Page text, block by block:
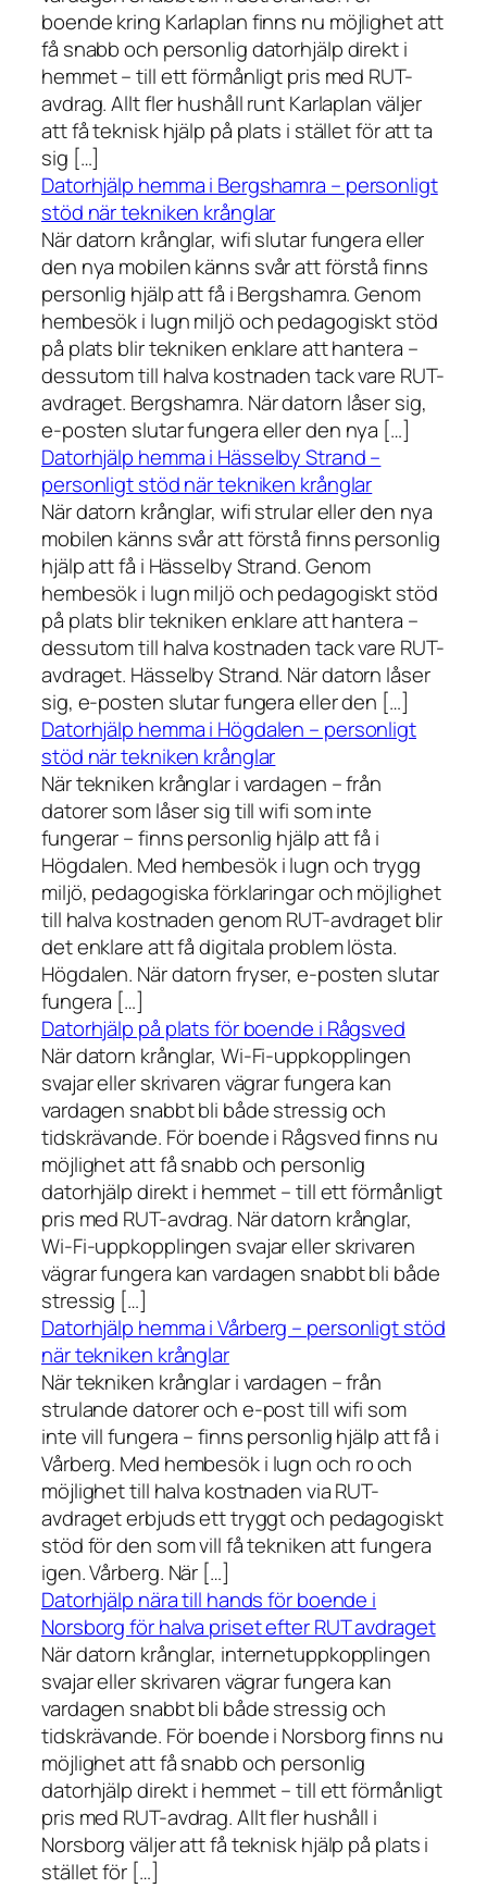
boende kring Karlaplan finns nu möjlighet att
få snabb och personlig datorhjälp direkt i
hemmet – till ett förmånligt pris med RUT-
avdrag. Allt fler hushåll runt Karlaplan väljer
att få teknisk hjälp på plats i stället för att ta
sig […]
Datorhjälp hemma i Bergshamra – personligt
stöd när tekniken krånglar
När datorn krånglar, wifi slutar fungera eller
den nya mobilen känns svår att förstå finns
personlig hjälp att få i Bergshamra. Genom
hembesök i lugn miljö och pedagogiskt stöd
på plats blir tekniken enklare att hantera –
dessutom till halva kostnaden tack vare RUT-
avdraget. Bergshamra. När datorn låser sig,
e-posten slutar fungera eller den nya […]
Datorhjälp hemma i Hässelby Strand –
personligt stöd när tekniken krånglar
När datorn krånglar, wifi strular eller den nya
mobilen känns svår att förstå finns personlig
hjälp att få i Hässelby Strand. Genom
hembesök i lugn miljö och pedagogiskt stöd
på plats blir tekniken enklare att hantera –
dessutom till halva kostnaden tack vare RUT-
avdraget. Hässelby Strand. När datorn låser
sig, e-posten slutar fungera eller den […]
Datorhjälp hemma i Högdalen – personligt
stöd när tekniken krånglar
När tekniken krånglar i vardagen – från
datorer som låser sig till wifi som inte
fungerar – finns personlig hjälp att få i
Högdalen. Med hembesök i lugn och trygg
miljö, pedagogiska förklaringar och möjlighet
till halva kostnaden genom RUT-avdraget blir
det enklare att få digitala problem lösta.
Högdalen. När datorn fryser, e-posten slutar
fungera […]
Datorhjälp på plats för boende i Rågsved
När datorn krånglar, Wi-Fi-uppkopplingen
svajar eller skrivaren vägrar fungera kan
vardagen snabbt bli både stressig och
tidskrävande. För boende i Rågsved finns nu
möjlighet att få snabb och personlig
datorhjälp direkt i hemmet – till ett förmånligt
pris med RUT-avdrag. När datorn krånglar,
Wi-Fi-uppkopplingen svajar eller skrivaren
vägrar fungera kan vardagen snabbt bli både
stressig […]
Datorhjälp hemma i Vårberg – personligt stöd
när tekniken krånglar
När tekniken krånglar i vardagen – från
strulande datorer och e-post till wifi som
inte vill fungera – finns personlig hjälp att få i
Vårberg. Med hembesök i lugn och ro och
möjlighet till halva kostnaden via RUT-
avdraget erbjuds ett tryggt och pedagogiskt
stöd för den som vill få tekniken att fungera
igen. Vårberg. När […]
Datorhjälp nära till hands för boende i
Norsborg för halva priset efter RUT avdraget
När datorn krånglar, internetuppkopplingen
svajar eller skrivaren vägrar fungera kan
vardagen snabbt bli både stressig och
tidskrävande. För boende i Norsborg finns nu
möjlighet att få snabb och personlig
datorhjälp direkt i hemmet – till ett förmånligt
pris med RUT-avdrag. Allt fler hushåll i
Norsborg väljer att få teknisk hjälp på plats i
stället för […]